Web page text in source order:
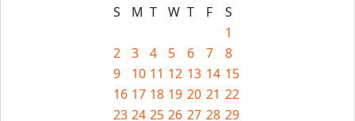
S M T W T F
S
1
2
3 4 5 6 7
8
9
10 11 12 13 14 15
16 17 18 19 20 21 22
23 24 25 26 27 28 29